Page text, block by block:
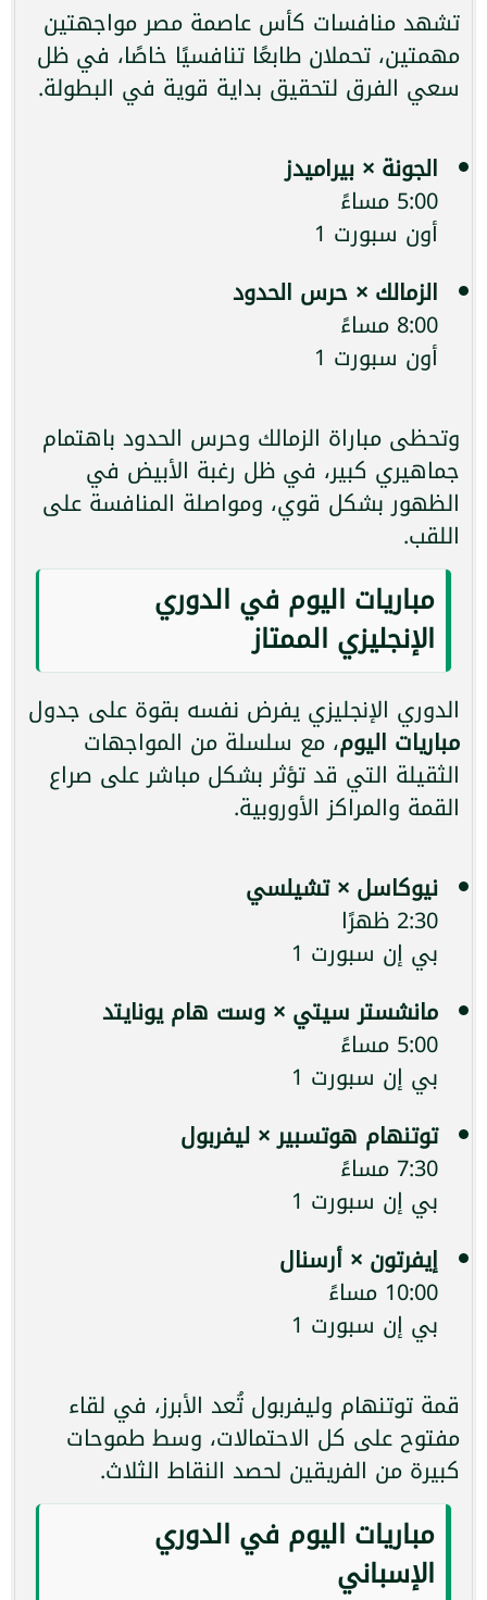
تشهد منافسات كأس عاصمة مصر مواجهتين
مهمتين، تحملان طابعًا تنافسيًا خاصًا، في ظل
سعي الفرق لتحقيق بداية قوية في البطولة.
الجونة × بيراميدز
5:00 مساءً
أون سبورت 1
الزمالك × حرس الحدود
8:00 مساءً
أون سبورت 1
وتحظى مباراة الزمالك وحرس الحدود باهتمام
جماهيري كبير، في ظل رغبة الأبيض في
الظهور بشكل قوي، ومواصلة المنافسة على
اللقب.
مباريات اليوم في الدوري
الإنجليزي الممتاز
الدوري الإنجليزي يفرض نفسه بقوة على جدول
مباريات اليوم، مع سلسلة من المواجهات
الثقيلة التي قد تؤثر بشكل مباشر على صراع
القمة والمراكز الأوروبية.
نيوكاسل × تشيلسي
2:30 ظهرًا
بي إن سبورت 1
مانشستر سيتي × وست هام يونايتد
5:00 مساءً
بي إن سبورت 1
توتنهام هوتسبير × ليفربول
7:30 مساءً
بي إن سبورت 1
إيفرتون × أرسنال
10:00 مساءً
بي إن سبورت 1
قمة توتنهام وليفربول تُعد الأبرز، في لقاء
مفتوح على كل الاحتمالات، وسط طموحات
كبيرة من الفريقين لحصد النقاط الثلاث.
مباريات اليوم في الدوري
الإسباني